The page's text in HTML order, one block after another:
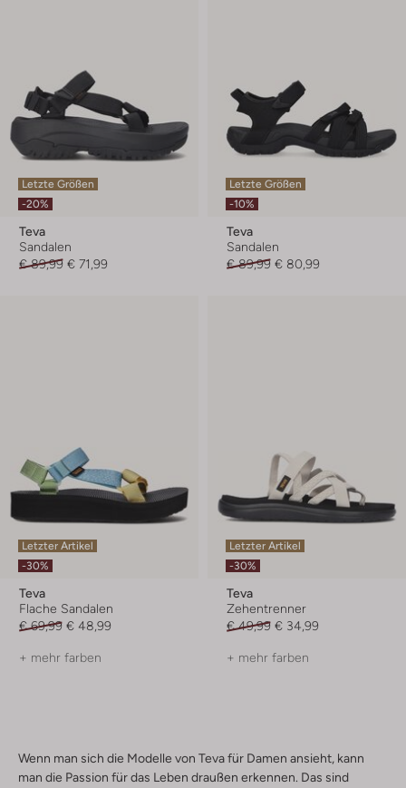
Letzte Größen
-20%
Teva
Sandalen
€ 89,99 € 71,99
Letzte Größen
-10%
Teva
Sandalen
€ 89,99 € 80,99
Letzter Artikel
-30%
Teva
Flache Sandalen
€ 69,99 € 48,99
+ mehr farben
Letzter Artikel
-30%
Teva
Zehentrenner
€ 49,99 € 34,99
+ mehr farben
Wenn man sich die Modelle von Teva für Damen ansieht, kann
man die Passion für das Leben draußen erkennen. Das sind